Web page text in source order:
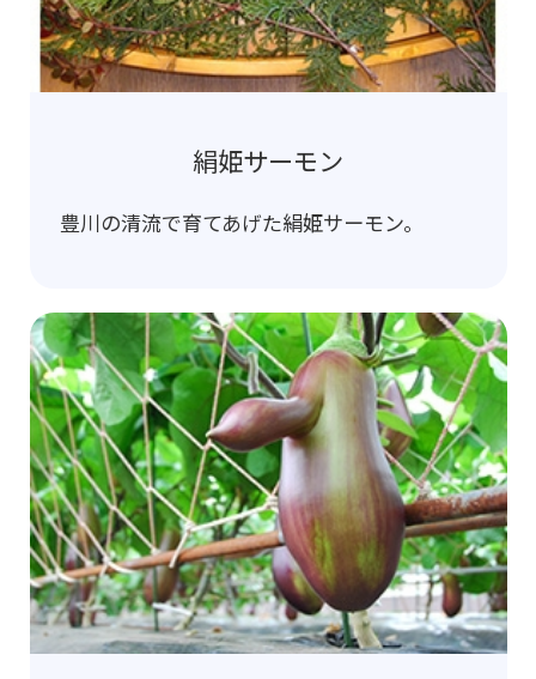
絹姫サーモン
豊川の清流で育てあげた絹姫サーモン。